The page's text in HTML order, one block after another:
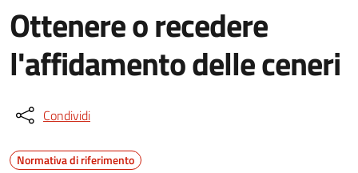
Ottenere o recedere
l'affidamento delle ceneri
Condividi
Normativa di riferimento